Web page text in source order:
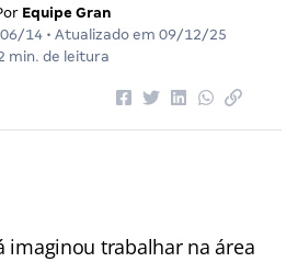
Equipe Gran
14 • Atualizado em 09/12/25
min. de leitura
imaginou trabalhar na área